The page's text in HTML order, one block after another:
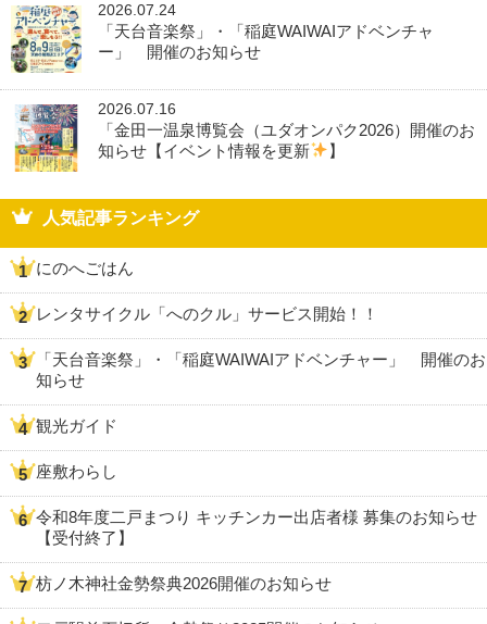
2026.07.24
「天台音楽祭」・「稲庭WAIWAIアドベンチャ
ー」 開催のお知らせ
2026.07.16
「金田一温泉博覧会（ユダオンパク2026）開催のお
知らせ【イベント情報を更新
】
人気記事ランキング
にのへごはん
レンタサイクル「へのクル」サービス開始！！
「天台音楽祭」・「稲庭WAIWAIアドベンチャー」 開催のお
知らせ
観光ガイド
座敷わらし
令和8年度二戸まつり キッチンカー出店者様 募集のお知らせ
【受付終了】
枋ノ木神社金勢祭典2026開催のお知らせ